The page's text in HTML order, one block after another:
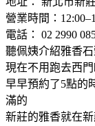
營業時間：
電話： 02 2990
聽佩姨介紹雅香
現在不用跑去西
早早預約了5點的
滿的
新莊的雅香就在